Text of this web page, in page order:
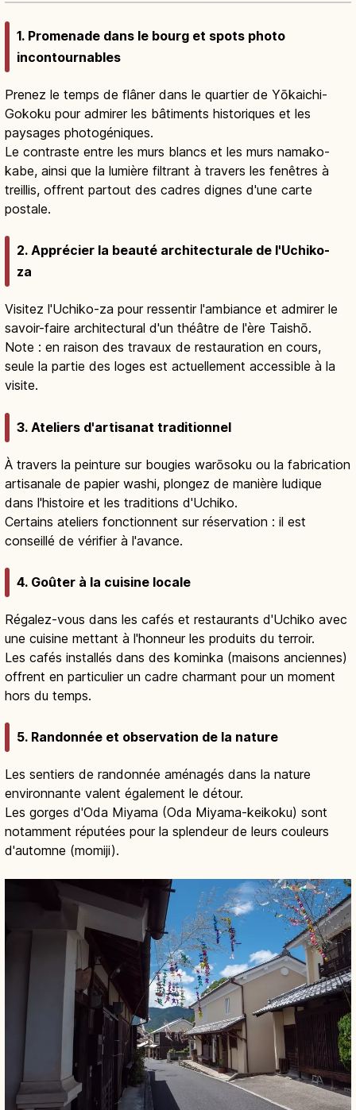
1. Promenade dans le bourg et spots photo
incontournables
Prenez le temps de flâner dans le quartier de Yōkaichi-
Gokoku pour admirer les bâtiments historiques et les
paysages photogéniques.
Le contraste entre les murs blancs et les murs namako-
kabe, ainsi que la lumière filtrant à travers les fenêtres à
treillis, offrent partout des cadres dignes d'une carte
postale.
2. Apprécier la beauté architecturale de l'Uchiko-
za
Visitez l'Uchiko-za pour ressentir l'ambiance et admirer le
savoir-faire architectural d'un théâtre de l'ère Taishō.
Note : en raison des travaux de restauration en cours,
seule la partie des loges est actuellement accessible à la
visite.
3. Ateliers d'artisanat traditionnel
À travers la peinture sur bougies warōsoku ou la fabrication
artisanale de papier washi, plongez de manière ludique
dans l'histoire et les traditions d'Uchiko.
Certains ateliers fonctionnent sur réservation : il est
conseillé de vérifier à l'avance.
4. Goûter à la cuisine locale
Régalez-vous dans les cafés et restaurants d'Uchiko avec
une cuisine mettant à l'honneur les produits du terroir.
Les cafés installés dans des kominka (maisons anciennes)
offrent en particulier un cadre charmant pour un moment
hors du temps.
5. Randonnée et observation de la nature
Les sentiers de randonnée aménagés dans la nature
environnante valent également le détour.
Les gorges d'Oda Miyama (Oda Miyama-keikoku) sont
notamment réputées pour la splendeur de leurs couleurs
d'automne (momiji).